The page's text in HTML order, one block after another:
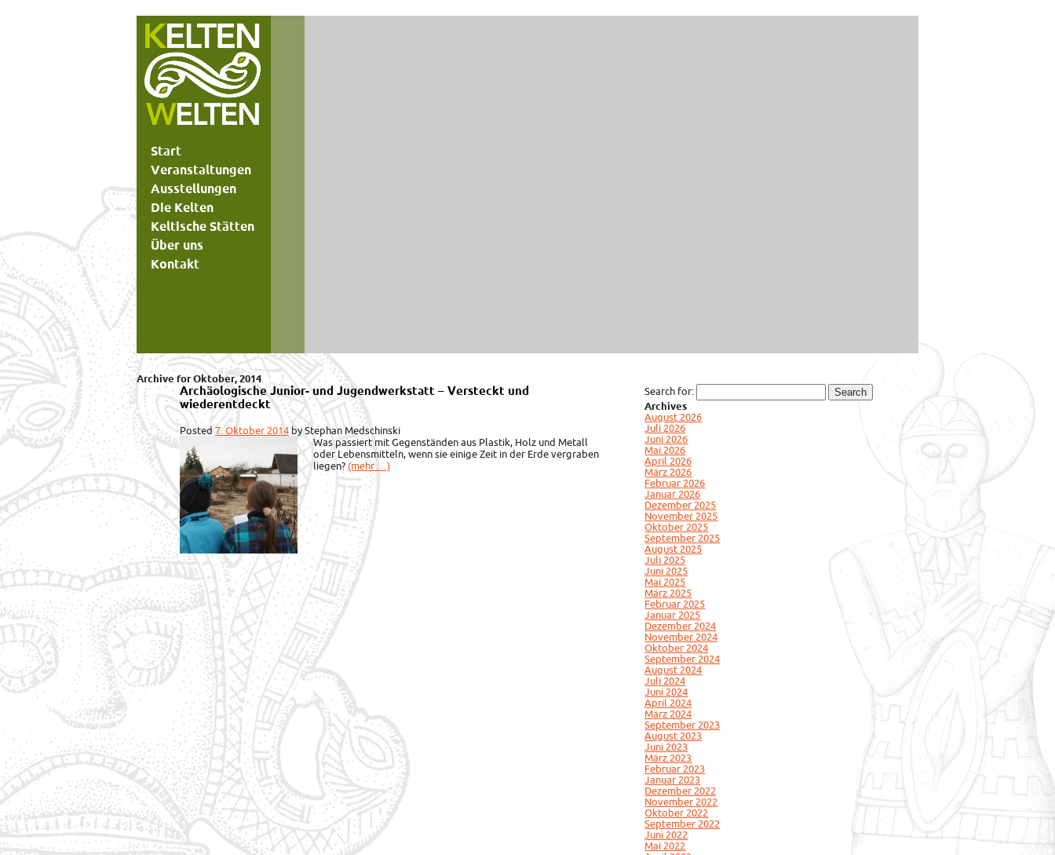
Start
Veranstaltungen
Ausstellungen
Die Kelten
Keltische Stätten
Über uns
Kontakt
Archive for Oktober, 2014
Archäologische Junior- und Jugendwerkstatt – Versteckt und
wiederentdeckt
Posted 7. Oktober 2014byStephan Medschinski
Was passiert mit Gegenständen aus Plastik, Holz und Metall
oder Lebensmitteln, wenn sie einige Zeit in der Erde vergraben
liegen? (mehr …)
Search for:
Archives
August 2026
Juli 2026
Juni 2026
Mai 2026
April 2026
März 2026
Februar 2026
Januar 2026
Dezember 2025
November 2025
Oktober 2025
September 2025
August 2025
Juli 2025
Juni 2025
Mai 2025
März 2025
Februar 2025
Januar 2025
Dezember 2024
November 2024
Oktober 2024
September 2024
August 2024
Juli 2024
Juni 2024
April 2024
März 2024
September 2023
August 2023
Juni 2023
März 2023
Februar 2023
Januar 2023
Dezember 2022
November 2022
Oktober 2022
September 2022
Juni 2022
Mai 2022